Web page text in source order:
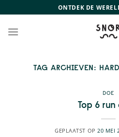
naar
inhoud
ONTDEK DE
TAG ARCHIEVEN:
DOE
Top 6
GEPLAATST OP 20 MEI